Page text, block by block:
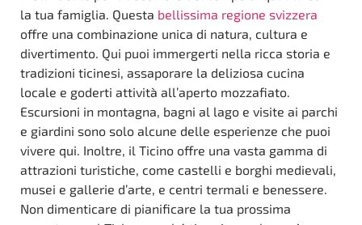
la tua famiglia. Questa bellissima regione svizzera
offre una combinazione unica di natura, cultura e
divertimento. Qui puoi immergerti nella ricca storia e
tradizioni ticinesi, assaporare la deliziosa cucina
locale e goderti attività all’aperto mozzafiato.
Escursioni in montagna, bagni al lago e visite ai parchi
e giardini sono solo alcune delle esperienze che puoi
vivere qui. Inoltre, il Ticino offre una vasta gamma di
attrazioni turistiche, come castelli e borghi medievali,
musei e gallerie d’arte, e centri termali e benessere.
Non dimenticare di pianificare la tua prossima